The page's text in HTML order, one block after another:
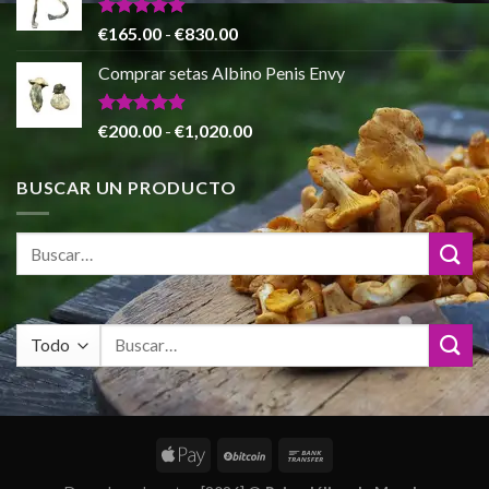
€140.00
hasta
€745.00
Valorado
de 5
€165.00 - €830.00Rango
precios:
€165.00
€830.00
Comprar setas Albino Penis Envy
Valorado
€200.00 - €1,020.00Rango
precios:
desde
€200.00
BUSCAR UN PRODUCTO
Buscar